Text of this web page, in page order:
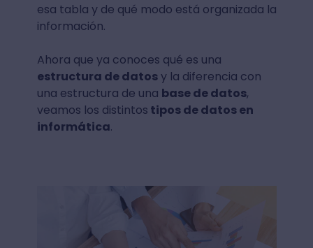
esa tabla y de qué modo está organizada la
información.
Ahora que ya conoces qué es una
estructura de datosy la diferencia con
una estructura de una base de datos,
veamos los distintos tipos de datos en
informática.